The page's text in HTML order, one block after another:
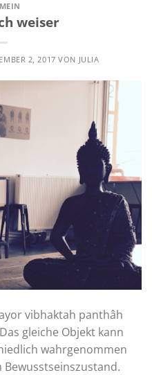
weiser
2, 2017 VON JULIA
vibhaktah panthâh
Das gleiche Objekt kann
wahrgenommen